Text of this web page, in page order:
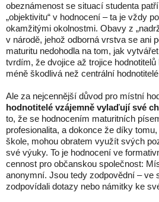
obeznámenost se situací studenta
„objektivitu“ v hodnocení – ta je vždy
okamžitými okolnostmi. Obavy z
v národě, jehož odborná vrstva se ani
maturitu nedohodla na tom, jak
tvrdím, že dvojice až trojice
méně škodlivá než centrální
Ale za nejcennější důvod pro místní
hodnotitelé vzájemně vylaďují své
to, že se hodnocením maturitních
profesionalita, a dokonce že díky
škole, mohou obratem využít svých
své výuky. To je hodnocení ve
cennost pro občanskou společnost:
anonymní. Jsou tedy zodpovědní – ve
zodpovídali dotazy nebo námitky ke